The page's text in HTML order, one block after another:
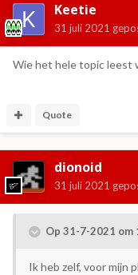
Keetie
31 juli 2021
Wie het hele topic leest
Quote
dionoid
31 juli 2021
Op 31-7-2021 om
Ik heb zelf, voor mijn